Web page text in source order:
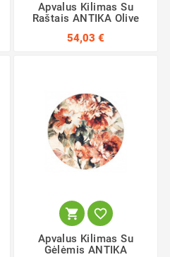
Apvalus Kilimas Su
Raštais ANTIKA Olive
54,03 €
 
Apvalus Kilimas Su
Gėlėmis ANTIKA